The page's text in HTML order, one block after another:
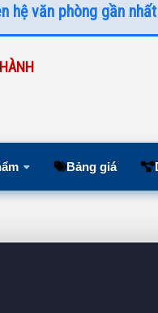
hệ văn phòng gần
Bảng giá